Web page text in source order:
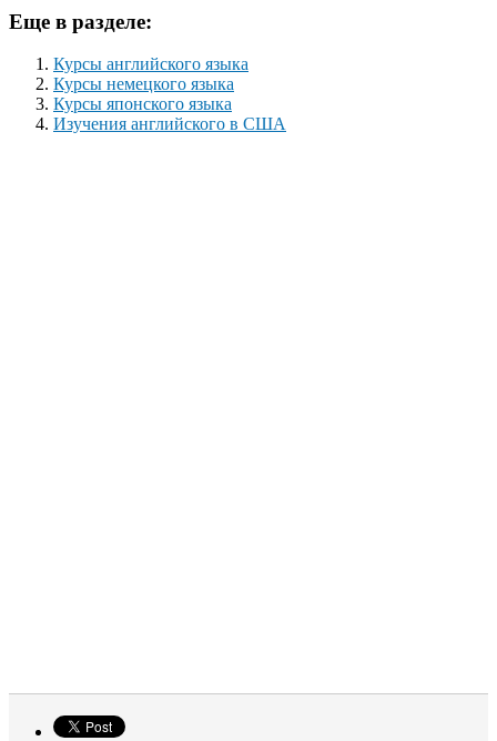
Еще в разделе:
Курсы английского языка
Курсы немецкого языка
Курсы японского языка
Изучения английского в США